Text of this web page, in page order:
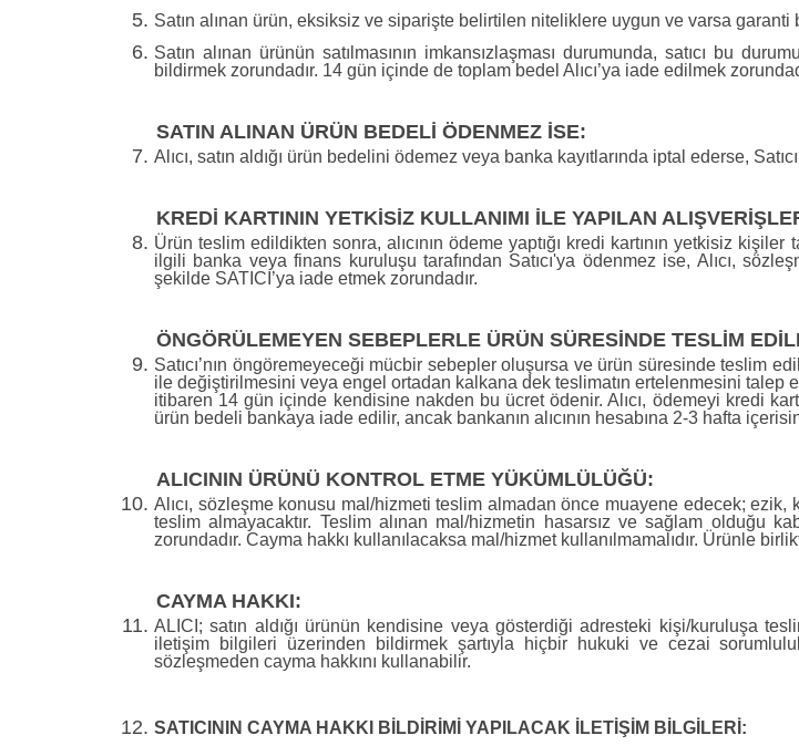
Satın alınan ürün, eksiksiz ve siparişte belirtilen niteliklere uygun ve varsa
Satın alınan ürünün satılmasının imkansızlaşması durumunda, satıcı bu
bildirmek zorundadır. 14 gün içinde de toplam bedel Alıcı’ya iade edilmek
SATIN ALINAN ÜRÜN BEDELİ ÖDENMEZ İSE:
Alıcı, satın aldığı ürün bedelini ödemez veya banka kayıtlarında iptal ederse,
KREDİ KARTININ YETKİSİZ KULLANIMI İLE YAPILAN
Ürün teslim edildikten sonra, alıcının ödeme yaptığı kredi kartının yetkisiz
ilgili banka veya finans kuruluşu tarafından Satıcı'ya ödenmez ise, Alıcı,
şekilde SATICI’ya iade etmek zorundadır.
ÖNGÖRÜLEMEYEN SEBEPLERLE ÜRÜN SÜRESİNDE TESLİM
Satıcı’nın öngöremeyeceği mücbir sebepler oluşursa ve ürün süresinde teslim
ile değiştirilmesini veya engel ortadan kalkana dek teslimatın ertelenmesini talep
itibaren 14 gün içinde kendisine nakden bu ücret ödenir. Alıcı, ödemeyi kredi
ürün bedeli bankaya iade edilir, ancak bankanın alıcının hesabına 2-3 hafta
ALICININ ÜRÜNÜ KONTROL ETME YÜKÜMLÜLÜĞÜ:
Alıcı, sözleşme konusu mal/hizmeti teslim almadan önce muayene edecek; ezik,
teslim almayacaktır. Teslim alınan mal/hizmetin hasarsız ve sağlam olduğu
zorundadır. Cayma hakkı kullanılacaksa mal/hizmet kullanılmamalıdır. Ürünle
CAYMA HAKKI:
ALICI; satın aldığı ürünün kendisine veya gösterdiği adresteki kişi/kuruluşa
iletişim bilgileri üzerinden bildirmek şartıyla hiçbir hukuki ve cezai
sözleşmeden cayma hakkını kullanabilir.
SATICININ CAYMA HAKKI BİLDİRİMİ YAPILACAK İLETİŞİM BİLGİLERİ: